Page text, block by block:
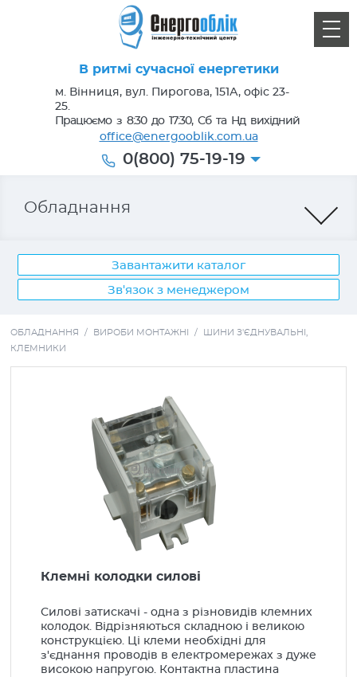
В ритмі сучасної енергетики
м. Вінниця, вул. Пирогова, 151А, офіс 23-
25.
Працюємо з 8:30 до 17:30, Сб та Нд вихідний
office@energooblik.com.ua
0(800) 75-19-19
Обладнання
Завантажити каталог
Зв'язок з менеджером
Лічильники електроенергії
Кабель, провід
Наконечники, гільзи
Силові роз'єми
Шини з'єднувальні, клемники
Кабеленесучі системи
Низьковольтне обладнання
Шафи електротехнічні
Компенсація реактивної енергії
Генератори, стабілізатори
LED Освітлення
ОБЛАДНАННЯ / ВИРОБИ МОНТАЖНІ /
ШИНИ З'ЄДНУВАЛЬНІ,
КЛЕМНИКИ
Клемні колодки силові
Силові затискачі - одна з різновидів клемних
колодок. Відрізняються складною і великою
конструкцією. Ці клеми необхідні для
з'єднання проводів в електромережах з дуже
високою напругою. Контактна пластина